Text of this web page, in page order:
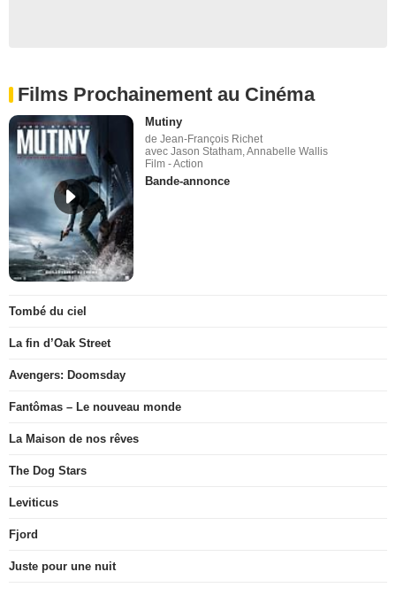
Films Prochainement au Cinéma
Mutiny
de Jean-François Richet
avec Jason Statham, Annabelle Wallis
Film - Action
Bande-annonce
Tombé du ciel
La fin d’Oak Street
Avengers: Doomsday
Fantômas – Le nouveau monde
La Maison de nos rêves
The Dog Stars
Leviticus
Fjord
Juste pour une nuit